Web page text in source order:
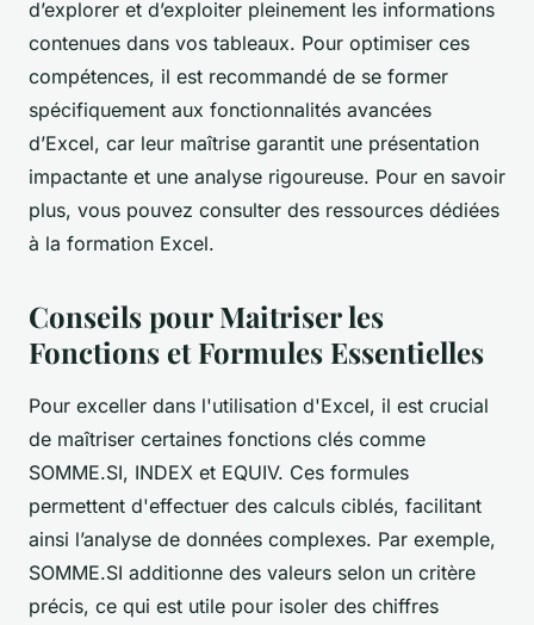
d’explorer et d’exploiter pleinement les informations
contenues dans vos tableaux. Pour optimiser ces
compétences, il est recommandé de se former
spécifiquement aux fonctionnalités avancées
d’Excel, car leur maîtrise garantit une présentation
impactante et une analyse rigoureuse. Pour en savoir
plus, vous pouvez consulter des ressources dédiées
à la formation Excel.
Conseils pour Maitriser les
Fonctions et Formules Essentielles
Pour exceller dans l'utilisation d'Excel, il est crucial
de maîtriser certaines fonctions clés comme
SOMME.SI, INDEX et EQUIV. Ces formules
permettent d'effectuer des calculs ciblés, facilitant
ainsi l’analyse de données complexes. Par exemple,
SOMME.SI additionne des valeurs selon un critère
précis, ce qui est utile pour isoler des chiffres